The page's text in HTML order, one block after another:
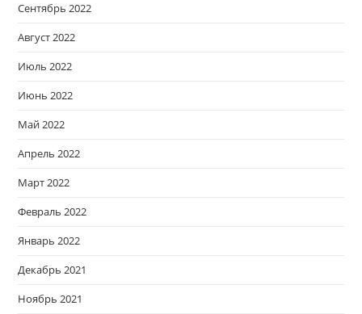
Сентябрь 2022
Август 2022
Июль 2022
Июнь 2022
Май 2022
Апрель 2022
Март 2022
Февраль 2022
Январь 2022
Декабрь 2021
Ноябрь 2021